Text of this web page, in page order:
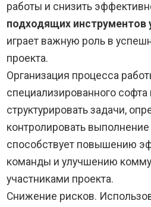
работы и снизить
подходящих инструментов
играет важную роль в
проекта.
Организация процесса
специализированного софта
структурировать задачи,
контролировать выполнение
способствует повышению
команды и улучшению
участниками проекта.
Снижение рисков.